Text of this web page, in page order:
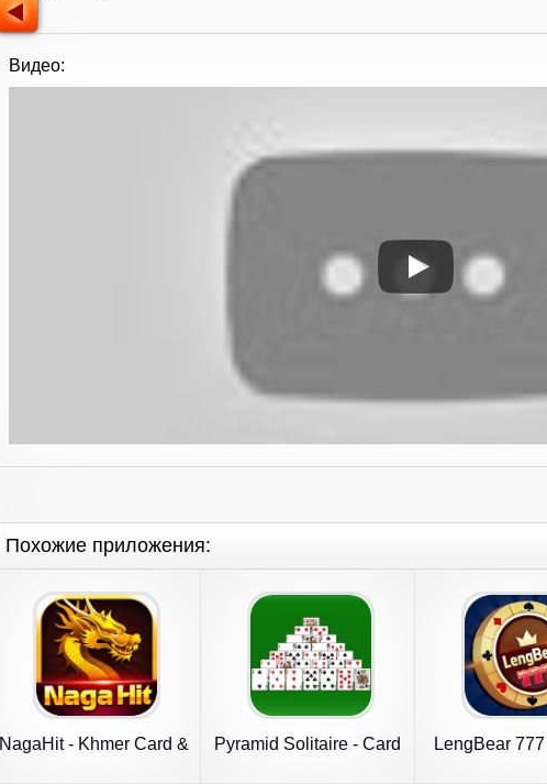
Видео:
Похожие приложения:
NagaHit - Khmer Card &
Pyramid Solitaire - Card
LengBear